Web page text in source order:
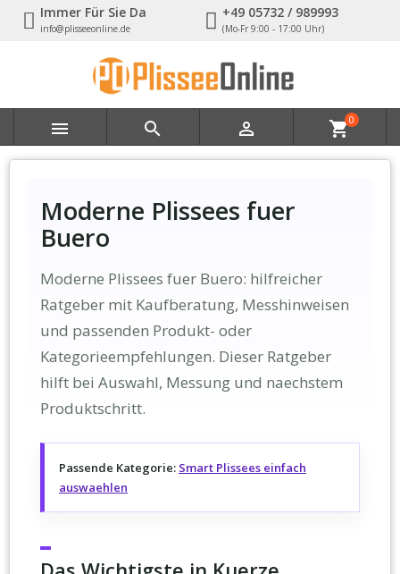
Immer Für Sie Da
info@plisseeonline.de
+49 05732 / 989993
(Mo-Fr 9:00 - 17:00 Uhr)
   shopping_cart0
Moderne Plissees fuer
Buero
Moderne Plissees fuer Buero: hilfreicher
Ratgeber mit Kaufberatung, Messhinweisen
und passenden Produkt- oder
Kategorieempfehlungen. Dieser Ratgeber
hilft bei Auswahl, Messung und naechstem
Produktschritt.
Passende Kategorie: Smart Plissees einfach
auswaehlen